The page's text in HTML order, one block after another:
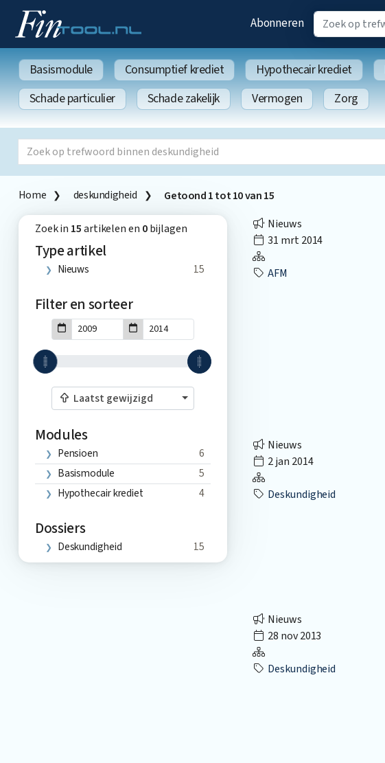
Abonneren
Basismodule Consumptief krediet Hypothecair krediet
Schade particulier
Schade zakelijk Vermogen Zorg
Home deskundigheid Getoond1tot10van15
Zoek in 15artikelen en 0bijlagen
Type artikel
Nieuws 15
Filter en sorteer
Laatst gewijzigd
Modules
Pensioen
6
Basismodule
5
Hypothecair krediet
4
Dossiers
Deskundigheid 15
Nieuws
31 mrt 2014
AFM
Nieuws
2 jan 2014
Deskundigheid
Nieuws
28 nov 2013
Deskundigheid